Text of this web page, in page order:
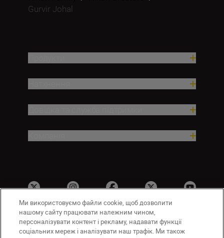
Gurvir Johal
UA Сайти Nikon
Ми використовуємо файли cookie, щоб дозволити
нашому сайту працювати належним чином,
персоналізувати контент і рекламу, надавати функції
соціальних мереж і аналізувати наш трафік. Ми також